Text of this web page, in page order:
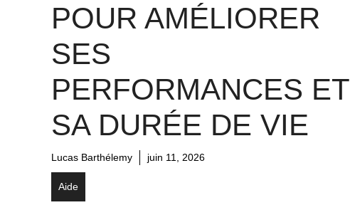
POUR AMÉLIORER
SES
PERFORMANCES ET
SA DURÉE DE VIE
Lucas Barthélemy juin 11, 2026
Aide